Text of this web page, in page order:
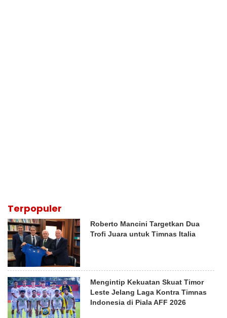
Terpopuler
Roberto Mancini Targetkan Dua
Trofi Juara untuk Timnas Italia
Mengintip Kekuatan Skuat Timor
Leste Jelang Laga Kontra Timnas
Indonesia di Piala AFF 2026